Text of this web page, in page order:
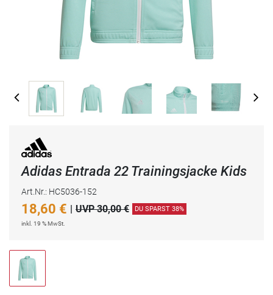
Adidas Entrada 22 Trainingsjacke Kids
Art.Nr.: HC5036-152
18,60 € | UVP 30,00 € DU SPARST 38%
inkl. 19 % MwSt.